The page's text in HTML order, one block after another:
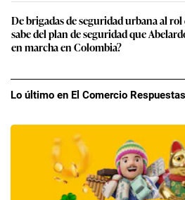
De brigadas de seguridad urbana al
sabe del plan de seguridad que
en marcha en Colombia?
Lo último en El Comercio Respuestas